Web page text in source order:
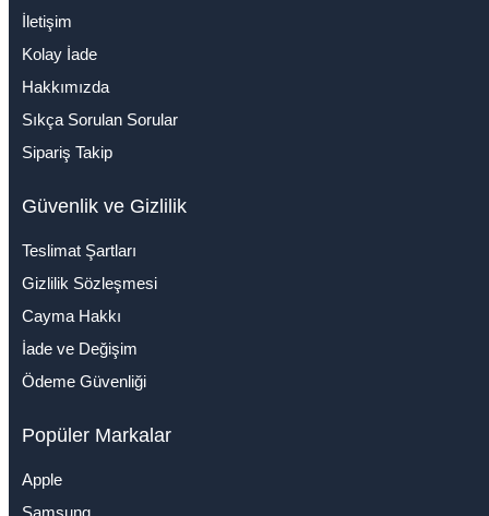
İletişim
Kolay İade
Hakkımızda
Sıkça Sorulan Sorular
Sipariş Takip
Güvenlik ve Gizlilik
Teslimat Şartları
Gizlilik Sözleşmesi
Cayma Hakkı
İade ve Değişim
Ödeme Güvenliği
Popüler Markalar
Apple
Samsung